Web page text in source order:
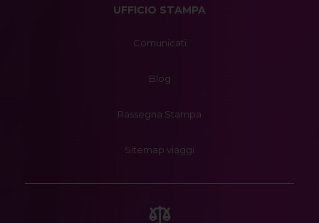
UFFICIO STAMPA
Comunicati
Blog
Rassegna Stampa
Sitemap viaggi